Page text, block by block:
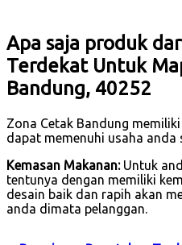
Apa saja produk
Terdekat Untuk
Bandung, 40252
Zona Cetak Bandung
dapat memenuhi usaha anda
Kemasan Makanan:Untuk
tentunya dengan memiliki
desain baik dan rapih akan
anda dimata pelanggan.